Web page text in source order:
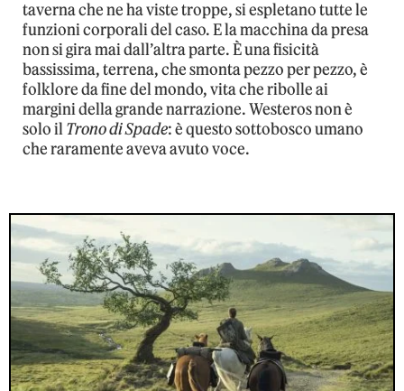
taverna che ne ha viste troppe, si espletano tutte le
funzioni corporali del caso. E la macchina da presa
non si gira mai dall’altra parte. È una fisicità
bassissima, terrena, che smonta pezzo per pezzo, è
folklore da fine del mondo, vita che ribolle ai
margini della grande narrazione. Westeros non è
solo ilTrono di Spade: è questo sottobosco umano
che raramente aveva avuto voce.